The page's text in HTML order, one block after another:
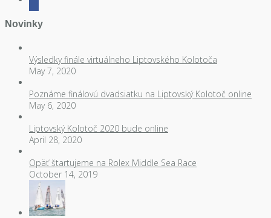
Novinky
Výsledky finále virtuálneho Liptovského Kolotoča
May 7, 2020
Poznáme finálovú dvadsiatku na Liptovský Kolotoč online
May 6, 2020
Liptovský Kolotoč 2020 bude online
April 28, 2020
Opäť štartujeme na Rolex Middle Sea Race
October 14, 2019